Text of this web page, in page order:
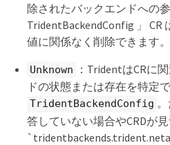
除されたバックエンドへの
TridentBackendConfig 」 CR
値に関係なく削除できます。
Unknown
：TridentはCRに
ドの状態または存在を特定
TridentBackendConfig
答していない場合やCRDが